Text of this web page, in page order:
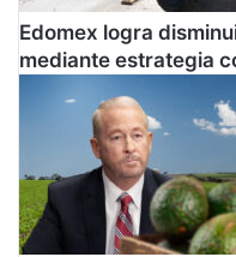
t
o
p
r
i
Edomex logra
mediante estrategia